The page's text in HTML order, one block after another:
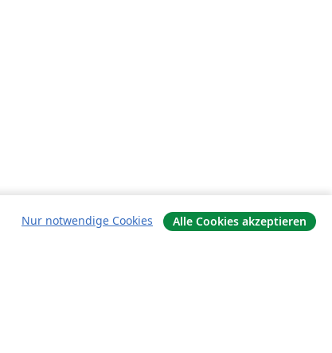
Nur notwendige Cookies Alle Cookies akzeptieren